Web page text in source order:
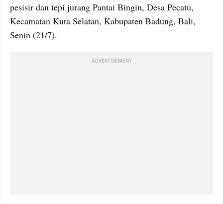
pesisir dan tepi jurang Pantai Bingin, Desa Pecatu,
Kecamatan Kuta Selatan, Kabupaten Badung, Bali,
Senin (21/7).
ADVERTISEMENT